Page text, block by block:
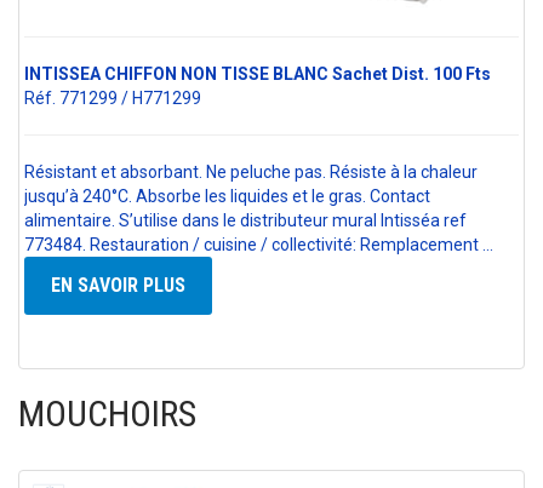
INTISSEA CHIFFON NON TISSE BLANC Sachet Dist. 100 Fts
Réf. 771299 / H771299
Résistant et absorbant. Ne peluche pas. Résiste à la chaleur
jusqu’à 240°C. Absorbe les liquides et le gras. Contact
alimentaire. S’utilise dans le distributeur mural Intisséa ref
773484. Restauration / cuisine / collectivité: Remplacement …
EN SAVOIR PLUS
MOUCHOIRS